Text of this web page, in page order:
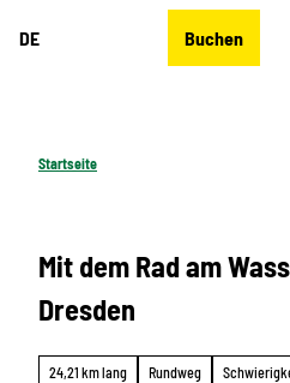
DE Buchen
Startseite
Mit dem Rad am
Dresden
24,21 km lang Rundweg